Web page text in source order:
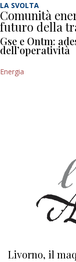
LA SVOLTA
Comunità
futuro della
Gse e Ontm:
dell’operatività
Energia
Livorno, il